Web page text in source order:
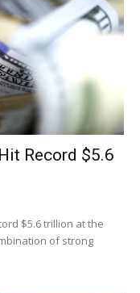
Record $5.6
$5.6 trillion at the
of strong